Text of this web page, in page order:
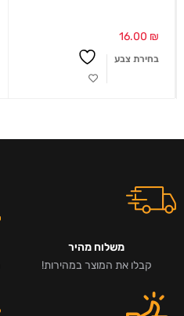
16.00 ₪
בחירת צבע
משלוח מהיר
קבלו את המוצר במהירות!